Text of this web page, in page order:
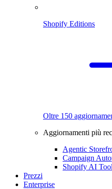
Shopify Editions
Oltre 150
Aggiornamenti più
Agentic
Campaign
Shopify AI
Prezzi
Enterprise